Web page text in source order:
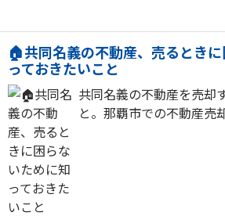
🏠共同名義の不動産、売るとき
っておきたいこと
共同名義の不動産を売却
と。那覇市での不動産売